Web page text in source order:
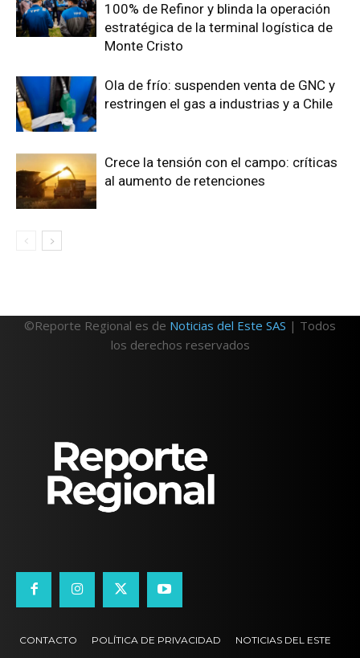
100% de Refinor y blinda la operación
estratégica de la terminal logística de
Monte Cristo
Ola de frío: suspenden venta de GNC y
restringen el gas a industrias y a Chile
Crece la tensión con el campo: críticas
al aumento de retenciones
©Reporte Regional es de Noticias del Este SAS | Todos
los derechos reservados
CONTACTO POLÍTICA DE PRIVACIDAD NOTICIAS DEL ESTE